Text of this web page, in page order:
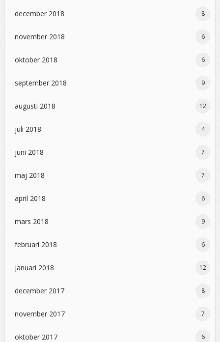
december 2018 8
november 2018 6
oktober 2018 6
september 2018 9
augusti 2018 12
juli 2018 4
juni 2018 7
maj 2018 7
april 2018 6
mars 2018 9
februari 2018 6
januari 2018 12
december 2017 8
november 2017 7
oktober 2017 6